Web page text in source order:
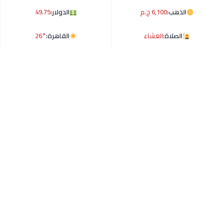
الذهب:6,100 ج.م الدولار:49.75
الصلاة:العشاء القاهرة:26°